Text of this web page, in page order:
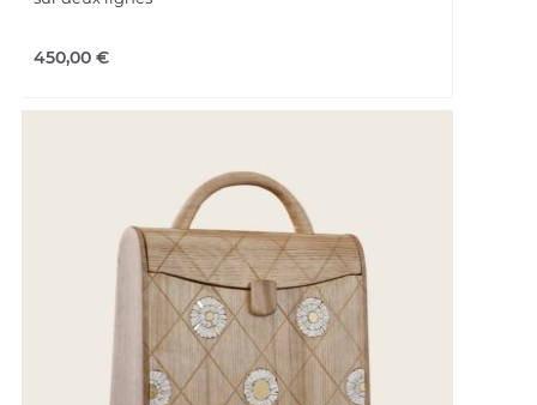
450,00 €